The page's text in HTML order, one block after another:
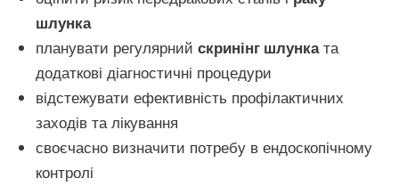
шлунка
планувати регулярний скринінг шлунката
додаткові діагностичні процедури
відстежувати ефективність профілактичних
заходів та лікування
своєчасно визначити потребу в ендоскопічному
контролі